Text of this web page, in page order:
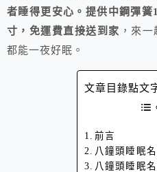
者睡得更安心。提供中鋼彈
寸，免運費直接送到家 ，來
都能一夜好眠。
文章目錄點文
前言
八鐘頭睡眠
八鐘頭睡眠